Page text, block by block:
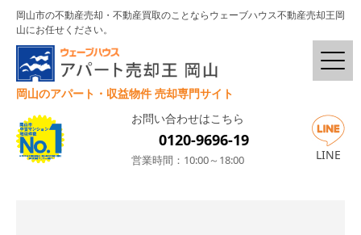
岡山市の不動産売却・不動産買取のことならウェーブハウス不動産売却王岡
山にお任せください。
岡山のアパート・収益物件 売却専門サイト
お問い合わせはこちら
0120-9696-19
営業時間：10:00～18:00 LINE